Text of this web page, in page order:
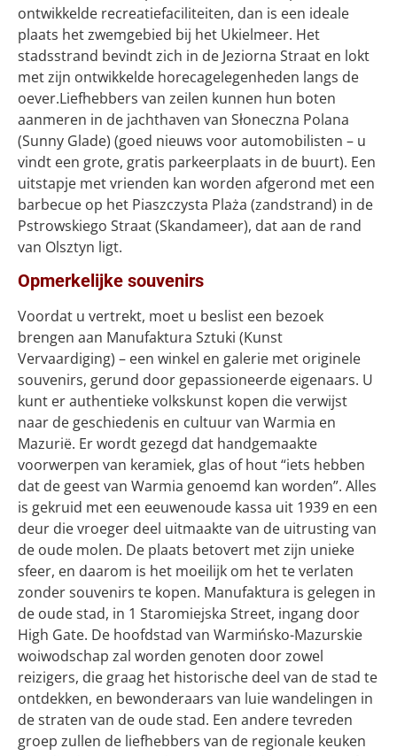
ontwikkelde recreatiefaciliteiten, dan is een ideale
plaats het zwemgebied bij het Ukielmeer. Het
stadsstrand bevindt zich in de Jeziorna Straat en lokt
met zijn ontwikkelde horecagelegenheden langs de
oever.Liefhebbers van zeilen kunnen hun boten
aanmeren in de jachthaven van Słoneczna Polana
(Sunny Glade) (goed nieuws voor automobilisten – u
vindt een grote, gratis parkeerplaats in de buurt). Een
uitstapje met vrienden kan worden afgerond met een
barbecue op het Piaszczysta Plaża (zandstrand) in de
Pstrowskiego Straat (Skandameer), dat aan de rand
van Olsztyn ligt.
Opmerkelijke souvenirs
Voordat u vertrekt, moet u beslist een bezoek
brengen aan Manufaktura Sztuki (Kunst
Vervaardiging) – een winkel en galerie met originele
souvenirs, gerund door gepassioneerde eigenaars. U
kunt er authentieke volkskunst kopen die verwijst
naar de geschiedenis en cultuur van Warmia en
Mazurië. Er wordt gezegd dat handgemaakte
voorwerpen van keramiek, glas of hout “iets hebben
dat de geest van Warmia genoemd kan worden”. Alles
is gekruid met een eeuwenoude kassa uit 1939 en een
deur die vroeger deel uitmaakte van de uitrusting van
de oude molen. De plaats betovert met zijn unieke
sfeer, en daarom is het moeilijk om het te verlaten
zonder souvenirs te kopen. Manufaktura is gelegen in
de oude stad, in 1 Staromiejska Street, ingang door
High Gate. De hoofdstad van Warmińsko-Mazurskie
woiwodschap zal worden genoten door zowel
reizigers, die graag het historische deel van de stad te
ontdekken, en bewonderaars van luie wandelingen in
de straten van de oude stad. Een andere tevreden
groep zullen de liefhebbers van de regionale keuken